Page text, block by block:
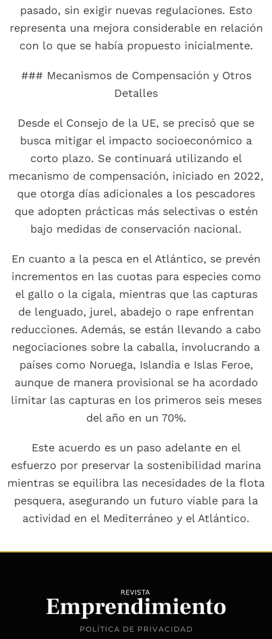
pasado, sin exigir nuevas regulaciones. Esto
representa una mejora considerable en relación
con lo que se había propuesto inicialmente.
### Mecanismos de Compensación y Otros
Detalles
Desde el Consejo de la UE, se precisó que se
busca mitigar el impacto socioeconómico a
corto plazo. Se continuará utilizando el
mecanismo de compensación, iniciado en 2022,
que otorga días adicionales a los pescadores
que adopten prácticas más selectivas o estén
bajo medidas de conservación nacional.
En cuanto a la pesca en el Atlántico, se prevén
incrementos en las cuotas para especies como
el gallo o la cigala, mientras que las capturas
de lenguado, jurel, abadejo o rape enfrentan
reducciones. Además, se están llevando a cabo
negociaciones sobre la caballa, involucrando a
países como Noruega, Islandia e Islas Feroe,
aunque de manera provisional se ha acordado
limitar las capturas en los primeros seis meses
del año en un 70%.
Este acuerdo es un paso adelante en el
esfuerzo por preservar la sostenibilidad marina
mientras se equilibra las necesidades de la flota
pesquera, asegurando un futuro viable para la
actividad en el Mediterráneo y el Atlántico.
POLÍTICA DE PRIVACIDAD